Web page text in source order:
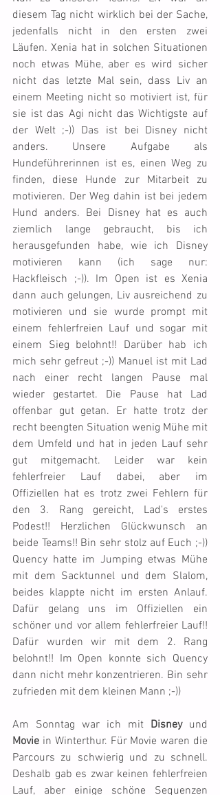
diesem Tag nicht wirklich bei der Sache,
jedenfalls nicht in den ersten zwei
Läufen. Xenia hat in solchen Situationen
noch etwas Mühe, aber es wird sicher
nicht das letzte Mal sein, dass Liv an
einem Meeting nicht so motiviert ist, für
sie ist das Agi nicht das Wichtigste auf
der Welt ;-)) Das ist bei Disney nicht
anders. Unsere Aufgabe als
Hundeführerinnen ist es, einen Weg zu
finden, diese Hunde zur Mitarbeit zu
motivieren. Der Weg dahin ist bei jedem
Hund anders. Bei Disney hat es auch
ziemlich lange gebraucht, bis ich
herausgefunden habe, wie ich Disney
motivieren kann (ich sage nur:
Hackfleisch ;-)). Im Open ist es Xenia
dann auch gelungen, Liv ausreichend zu
motivieren und sie wurde prompt mit
einem fehlerfreien Lauf und sogar mit
einem Sieg belohnt!! Darüber hab ich
mich sehr gefreut ;-)) Manuel ist mit Lad
nach einer recht langen Pause mal
wieder gestartet. Die Pause hat Lad
offenbar gut getan. Er hatte trotz der
recht beengten Situation wenig Mühe mit
dem Umfeld und hat in jeden Lauf sehr
gut mitgemacht. Leider war kein
fehlerfreier Lauf dabei, aber im
Offiziellen hat es trotz zwei Fehlern für
den 3. Rang gereicht, Lad's erstes
Podest!! Herzlichen Glückwunsch an
beide Teams!! Bin sehr stolz auf Euch ;-))
Quency hatte im Jumping etwas Mühe
mit dem Sacktunnel und dem Slalom,
beides klappte nicht im ersten Anlauf.
Dafür gelang uns im Offiziellen ein
schöner und vor allem fehlerfreier Lauf!!
Dafür wurden wir mit dem 2. Rang
belohnt!! Im Open konnte sich Quency
dann nicht mehr konzentrieren. Bin sehr
zufrieden mit dem kleinen Mann ;-))
Am Sonntag war ich mit Disney
Movie in Winterthur. Für Movie waren die
Parcours zu schwierig und zu schnell.
Deshalb gab es zwar keinen fehlerfreien
Lauf, aber einige schöne Sequenzen